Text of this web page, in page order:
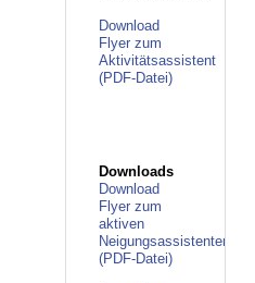
Download
Flyer zum
Aktivitätsassistent
(PDF-Datei)
Downloads
Download
Flyer zum
aktiven
Neigungsassistenten
(PDF-Datei)